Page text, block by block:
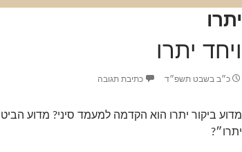
יתרו
ויחד יתרו
כ״ב בשבט תשפ״ד כתיבת תגובה
מדוע ביקור יתרו הוא הקדמה למעמד סיני? מדוע
יתרו״?